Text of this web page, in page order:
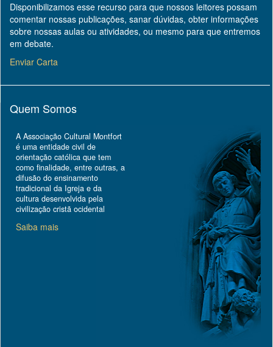
Disponibilizamos esse recurso para que nossos leitores possam
comentar nossas publicações, sanar dúvidas, obter informações
sobre nossas aulas ou atividades, ou mesmo para que entremos
em debate.
Enviar Carta
Quem Somos
A Associação Cultural Montfort
é uma entidade civil de
orientação católica que tem
como finalidade, entre outras, a
difusão do ensinamento
tradicional da Igreja e da
cultura desenvolvida pela
civilização cristã ocidental
Saiba mais